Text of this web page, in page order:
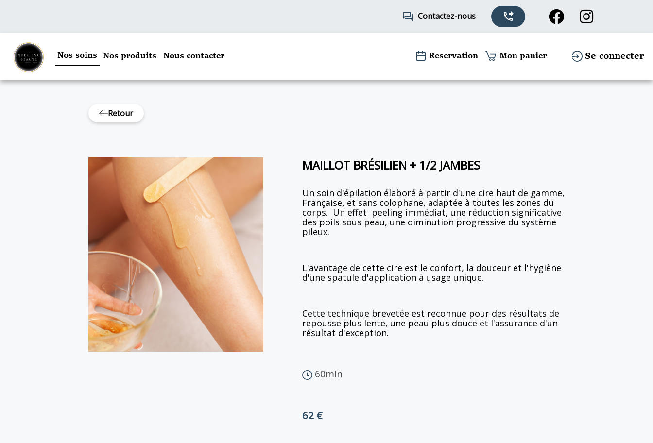
forum Contactez-nous phone_forwarded
Nos soins Nos produits Nous contacter Reservation Mon panier Se connecter
Retour
MAILLOT BRÉSILIEN + 1/2 JAMBES
Un soin d'épilation élaboré à partir d'une cire haut de gamme,
Française, et sans colophane, adaptée à toutes les zones du
corps. Un effet peeling immédiat, une réduction significative
des poils sous peau, une diminution progressive du système
pileux.
L'avantage de cette cire est le confort, la douceur et l'hygiène
d'une spatule d'application à usage unique.
Cette technique brevetée est reconnue pour des résultats de
repousse plus lente, une peau plus douce et l'assurance d'un
résultat d'exception.
60min
62 €